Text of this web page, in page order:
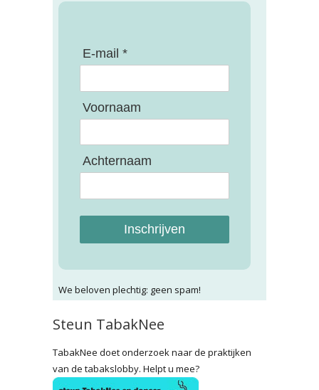
E-mail *
Voornaam
Achternaam
Inschrijven
We beloven plechtig: geen spam!
Steun TabakNee
TabakNee doet onderzoek naar de praktijken
van de tabakslobby. Helpt u mee?